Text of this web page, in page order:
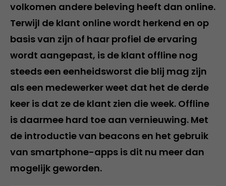
volkomen andere beleving heeft dan online.
Terwijl de klant online wordt herkend en op
basis van zijn of haar profiel de ervaring
wordt aangepast, is de klant offline nog
steeds een eenheidsworst die blij mag zijn
als een medewerker weet dat het de derde
keer is dat ze de klant zien die week. Offline
is daarmee hard toe aan vernieuwing. Met
de introductie van beacons en het gebruik
van smartphone-apps is dit nu meer dan
mogelijk geworden.